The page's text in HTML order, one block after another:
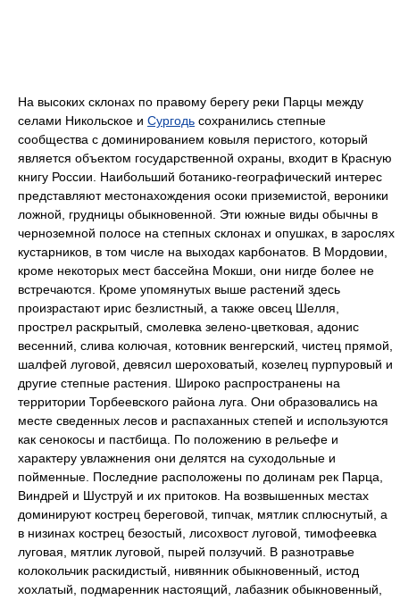
На высоких склонах по правому берегу реки Парцы между
селами Никольское и Сургодь сохранились степные
сообщества с доминированием ковыля перистого, который
является объектом государственной охраны, входит в Красную
книгу России. Наибольший ботанико-географический интерес
представляют местонахождения осоки приземистой, вероники
ложной, грудницы обыкновенной. Эти южные виды обычны в
черноземной полосе на степных склонах и опушках, в зарослях
кустарников, в том числе на выходах карбонатов. В Мордовии,
кроме некоторых мест бассейна Мокши, они нигде более не
встречаются. Кроме упомянутых выше растений здесь
произрастают ирис безлистный, а также овсец Шелля,
прострел раскрытый, смолевка зелено-цветковая, адонис
весенний, слива колючая, котовник венгерский, чистец прямой,
шалфей луговой, девясил шероховатый, козелец пурпуровый и
другие степные растения. Широко распространены на
территории Торбеевского района луга. Они образовались на
месте сведенных лесов и распаханных степей и используются
как сенокосы и пастбища. По положению в рельефе и
характеру увлажнения они делятся на суходольные и
пойменные. Последние расположены по долинам рек Парца,
Виндрей и Шуструй и их притоков. На возвышенных местах
доминируют кострец береговой, типчак, мятлик сплюснутый, а
в низинах кострец безостый, лисохвост луговой, тимофеевка
луговая, мятлик луговой, пырей ползучий. В разнотравье
колокольчик раскидистый, нивянник обыкновенный, истод
хохлатый, подмаренник настоящий, лабазник обыкновенный,